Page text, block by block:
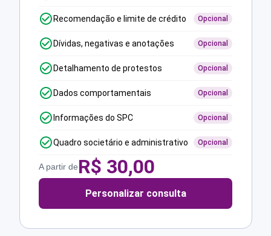
Recomendação e limite de crédito Opcional
Dívidas, negativas e anotações Opcional
Detalhamento de protestos Opcional
Dados comportamentais Opcional
Informações do SPC Opcional
Quadro societário e administrativo Opcional
A partir deR$ 30,00
Personalizar consulta